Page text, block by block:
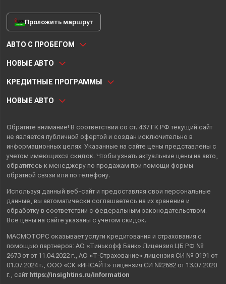
Проложить маршрут
АВТО С ПРОБЕГОМ
НОВЫЕ АВТО
КРЕДИТНЫЕ ПРОГРАММЫ
НОВЫЕ АВТО
Обратите внимание! В соответствии со ст. 437 ГК РФ текущий сайт
не является публичной офертой и создан исключительно в
информационных целях. Указанные на сайте цены представлены с
учетом имеющихся скидок. Чтобы узнать актуальные цены на авто,
обратитесь к менеджеру по продажам при помощи формы
обратной связи или по телефону.
Используя данный веб-сайт и предоставляя свои персональные
данные , вы автоматически соглашаетесь на их хранение и
обработку в соответствии с федеральным законодательством.
Все цены на сайте указаны с учетом скидок.
МАСМОТОРС оказывает услуги кредитования и страхования с
помощью партнеров: АО «Тинькофф Банк» Лицензия ЦБ РФ №
2673 от от 11.04.2022 г., АО «Т‑Страхование» лицензия СИ № 0191 от
01.07.2024 г., ООО «СК «ИНСАЙТ» лицензия СИ №2682 от 13.07.2020
г., сайт https://insightins.ru/information